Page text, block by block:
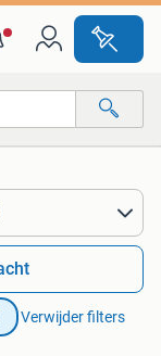
Verwijder filters